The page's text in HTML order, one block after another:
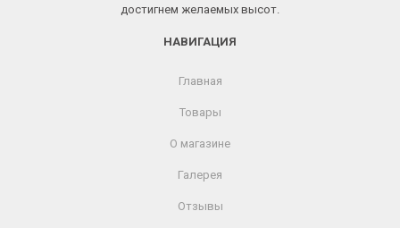
достигнем желаемых высот.
НАВИГАЦИЯ
Главная
Товары
О магазине
Галерея
Отзывы